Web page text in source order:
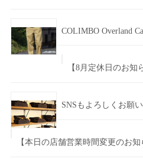
COLIMBO Overland
【8月定休日のお知
SNSもよろしくお願い
【本日の店舗営業時間変更のお知